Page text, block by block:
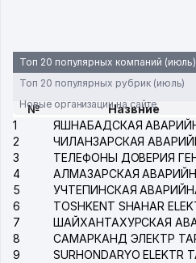
Топ 20 популярных компаний (июль)
Топ 20 популярных рубрик (июль)
Новые организации на сайте
№
Назвние
1
2
3
4
5
6
7
8
9